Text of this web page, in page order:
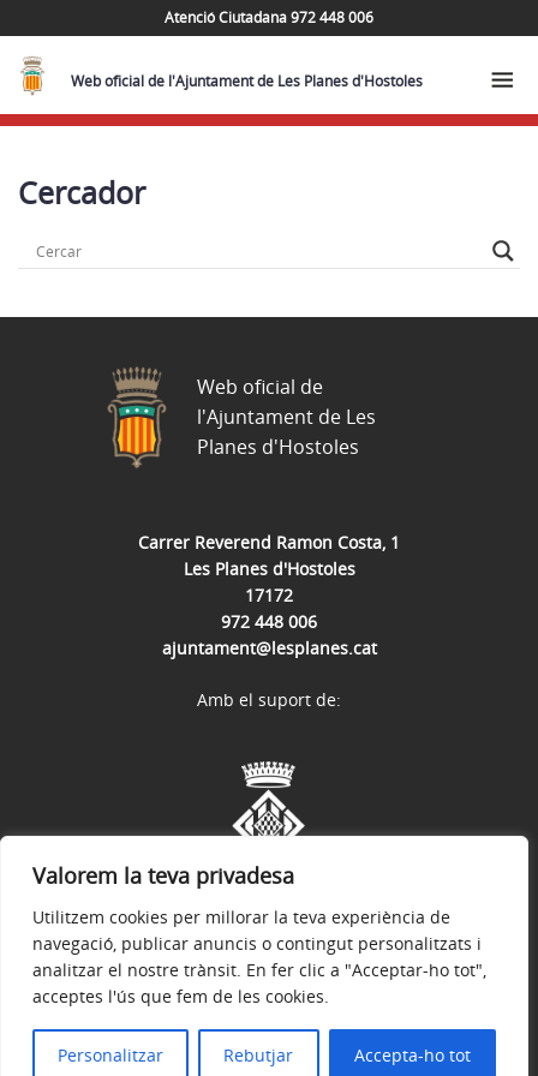
Valorem la teva privadesa
Utilitzem cookies per millorar la teva experiència de
navegació, publicar anuncis o contingut personalitzats i
analitzar el nostre trànsit. En fer clic a "Acceptar-ho tot",
acceptes l'ús que fem de les cookies.
Personalitzar Rebutjar Accepta-ho tot
Atenció Ciutadana 972 448 006
Web oficial de l'Ajuntament de Les Planes d'Hostoles
Cercador
Carrer Reverend Ramon Costa, 1
Les Planes d'Hostoles
17172
972 448 006
ajuntament@lesplanes.cat
Web oficial de
l'Ajuntament de Les
Planes d'Hostoles
Avís legal Política de privacitat
© 2026
Amb el suport de: